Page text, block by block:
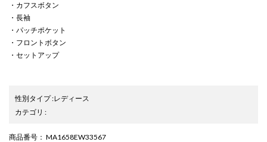
・カフスボタン
・長袖
・パッチポケット
・フロントボタン
・セットアップ
性別タイプ:レディース
カテゴリ :
商品番号 ： MA1658EW33567